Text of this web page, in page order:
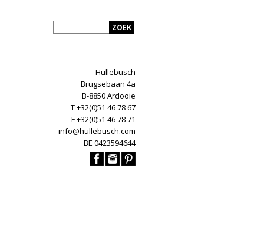
Hullebusch
Brugsebaan 4a
B-8850 Ardooie
T +32(0)51 46 78 67
F +32(0)51 46 78 71
info@hullebusch.com
BE 0423594644